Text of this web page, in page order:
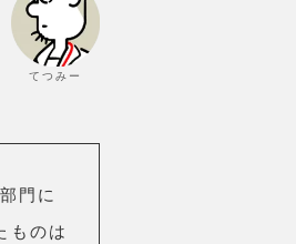
てつみー
門に
ものは